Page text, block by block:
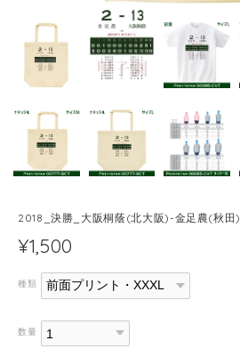
2018_決勝_大阪桐蔭(北大阪)-金足農(秋田)
¥1,500
種類
数量